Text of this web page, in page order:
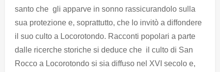
santo che gli apparve in sonno rassicurandolo sulla
sua protezione e, soprattutto, che lo invitò a diffondere
il suo culto a Locorotondo. Racconti popolari a parte
dalle ricerche storiche si deduce che il culto di San
Rocco a Locorotondo si sia diffuso nel XVI secolo e,